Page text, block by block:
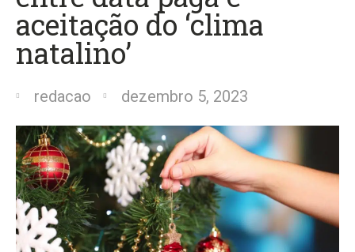
aceitação do ‘clima
natalino’
redacao dezembro 5, 2023